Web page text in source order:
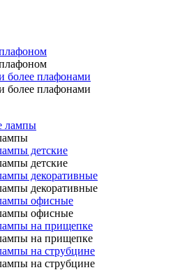
более плафонами
более плафонами
лампы
детские
детские
декоративные
декоративные
офисные
офисные
на прищепке
на прищепке
на струбцине
на струбцине